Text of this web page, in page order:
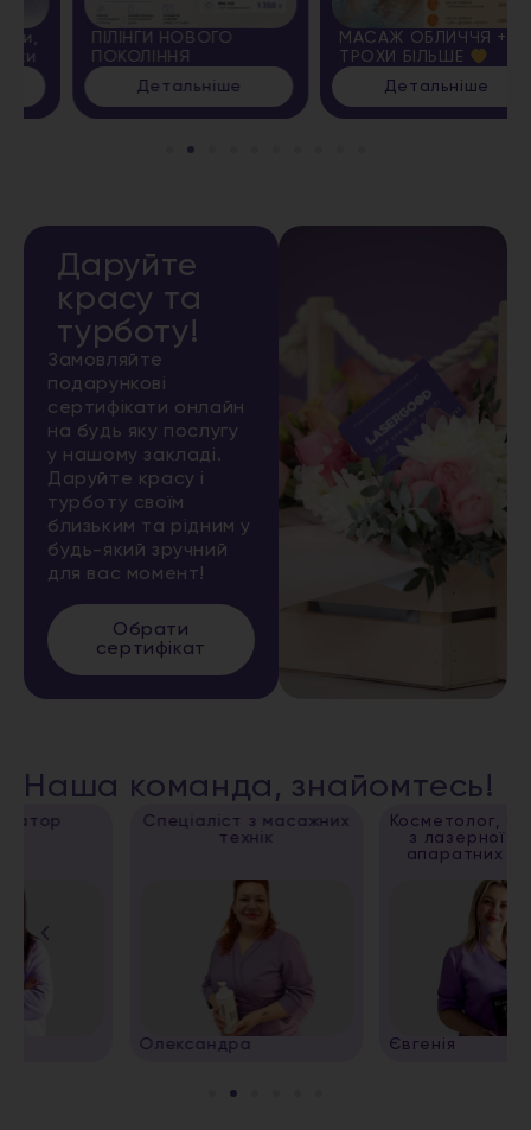
ПІЛІНГИ НОВОГО
ПОКОЛІННЯ
Детальніше
МАСАЖ ОБЛИЧЧЯ + ЩЕ
ТРОХИ БІЛЬШЕ
Детальніше
Даруйте
красу та
турботу!
Замовляйте
подарункові
сертифікати онлайн
на будь яку послугу
у нашому закладі.
Даруйте красу і
турботу своїм
близьким та рідним у
будь-який зручний
для вас момент!
Обрати
сертифікат
Наша команда, знайомтесь!
Спеціаліст з масажних
Олександра
Косметолог, спеціаліст
з лазерної епіляції,
апаратних методик